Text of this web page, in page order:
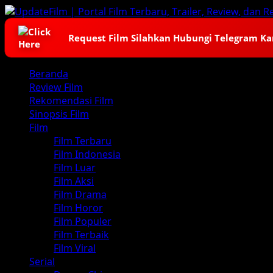
Skip
to
content
Request Film Silahkan Hubungi Telegram
Primary
Menu
Beranda
Review Film
Rekomendasi Film
Sinopsis Film
Film
Film Terbaru
Film Indonesia
Film Luar
Film Aksi
Film Drama
Film Horor
Film Populer
Film Terbaik
Film Viral
Serial